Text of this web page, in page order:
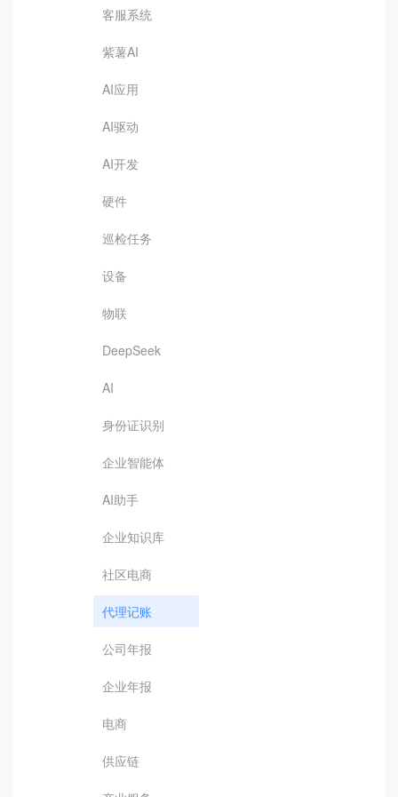
客服系统
紫薯AI
AI应用
AI驱动
AI开发
硬件
巡检任务
设备
物联
DeepSeek
AI
身份证识别
企业智能体
AI助手
企业知识库
社区电商
代理记账
公司年报
企业年报
电商
供应链